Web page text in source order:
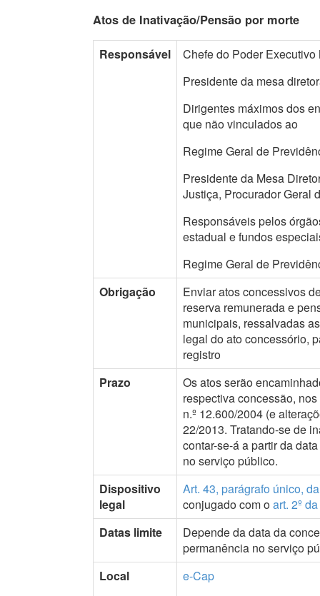
Atos de Inativação/Pensão por morte
Responsável
Chefe do Poder
Presidente da mesa
Dirigentes máximos dos
que não vinculados ao
Regime Geral de
Presidente da Mesa
Justiça, Procurador Geral
Responsáveis pelos
estadual e fundos
Regime Geral de
Obrigação
Enviar atos concessivos
reserva remunerada e
municipais, ressalvadas
legal do ato concessório,
registro
Prazo
Os atos serão
respectiva concessão,
n.º 12.600/2004 (e
22/2013. Tratando-se de
contar-se-á a partir da
no serviço público.
Dispositivo
legal
Art. 43, parágrafo único,
conjugado com oart. 2º
Datas limite
Depende da data da
permanência no serviço
Local
e-Cap